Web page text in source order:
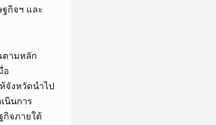
กิจฯ และ
ตามหลัก
อ
จังหวัดนำไป
นินการ
กิจภายใต้